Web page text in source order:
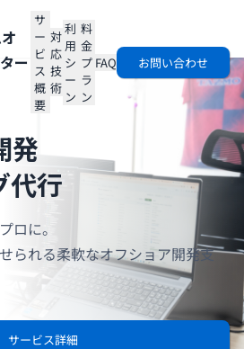
ー
サ
ー
ビ
ス
概
要
対
応
技
術
利
用
シ
ー
ン
料
金
プ
ラ
ン
FAQ お問い合わせ
発
代行
ロに。
られる柔軟なオフショア開発支
サービス詳細